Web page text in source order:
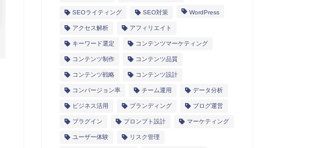
SEOライティング SEO対策 WordPress
アクセス解析 アフィリエイト
キーワード選定 コンテンツマーケティング
コンテンツ制作 コンテンツ品質
コンテンツ戦略 コンテンツ設計
コンバージョン率 チーム運用 データ分析
ビジネス活用 ブランディング ブログ運営
プラグイン プロンプト設計 マーケティング
ユーザー体験 リスク管理